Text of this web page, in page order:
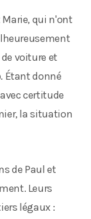
qui n'ont
voiture et
Étant donné
certitude
la situation
de Paul et
Leurs
légaux :